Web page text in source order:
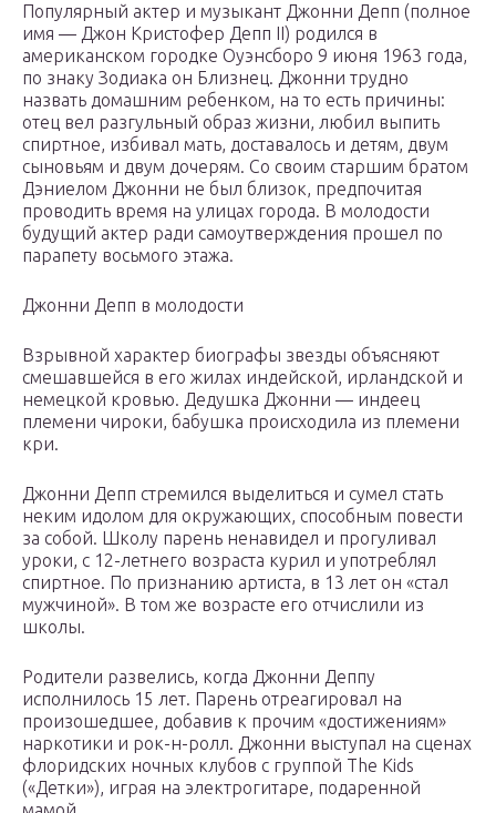
Популярный актер и музыкант Джонни Депп (полное
имя — Джон Кристофер Депп II) родился в
американском городке Оуэнсборо 9 июня 1963 года,
по знаку Зодиака он Близнец. Джонни трудно
назвать домашним ребенком, на то есть причины:
отец вел разгульный образ жизни, любил выпить
спиртное, избивал мать, доставалось и детям, двум
сыновьям и двум дочерям. Со своим старшим братом
Дэниелом Джонни не был близок, предпочитая
проводить время на улицах города. В молодости
будущий актер ради самоутверждения прошел по
парапету восьмого этажа.
Джонни Депп в молодости
Взрывной характер биографы звезды объясняют
смешавшейся в его жилах индейской, ирландской и
немецкой кровью. Дедушка Джонни — индеец
племени чироки, бабушка происходила из племени
кри.
Джонни Депп стремился выделиться и сумел стать
неким идолом для окружающих, способным повести
за собой. Школу парень ненавидел и прогуливал
уроки, с 12-летнего возраста курил и употреблял
спиртное. По признанию артиста, в 13 лет он «стал
мужчиной». В том же возрасте его отчислили из
школы.
Родители развелись, когда Джонни Деппу
исполнилось 15 лет. Парень отреагировал на
произошедшее, добавив к прочим «достижениям»
наркотики и рок-н-ролл. Джонни выступал на сценах
флоридских ночных клубов с группой The Kids
(«Детки»), играя на электрогитаре, подаренной